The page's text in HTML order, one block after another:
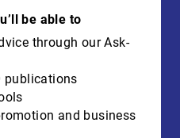
be able to
through our Ask-
publications
and business